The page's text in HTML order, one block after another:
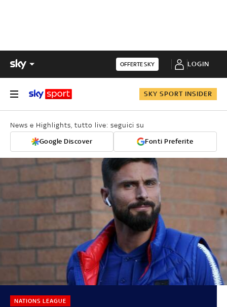
OFFERTE SKY LOGIN
SKY SPORT INSIDER
News e Highlights, tutto live: seguici su
Google Discover Fonti Preferite
NATIONS LEAGUE